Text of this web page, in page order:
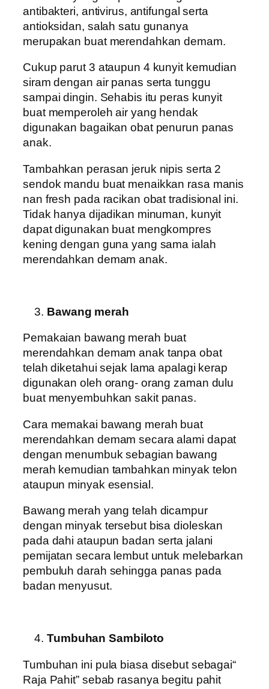
antibakteri, antivirus, antifungal serta
antioksidan, salah satu gunanya
merupakan buat merendahkan demam.
Cukup parut 3 ataupun 4 kunyit kemudian
siram dengan air panas serta tunggu
sampai dingin. Sehabis itu peras kunyit
buat memperoleh air yang hendak
digunakan bagaikan obat penurun panas
anak.
Tambahkan perasan jeruk nipis serta 2
sendok mandu buat menaikkan rasa manis
nan fresh pada racikan obat tradisional ini.
Tidak hanya dijadikan minuman, kunyit
dapat digunakan buat mengkompres
kening dengan guna yang sama ialah
merendahkan demam anak.
Bawang merah
Pemakaian bawang merah buat
merendahkan demam anak tanpa obat
telah diketahui sejak lama apalagi kerap
digunakan oleh orang- orang zaman dulu
buat menyembuhkan sakit panas.
Cara memakai bawang merah buat
merendahkan demam secara alami dapat
dengan menumbuk sebagian bawang
merah kemudian tambahkan minyak telon
ataupun minyak esensial.
Bawang merah yang telah dicampur
dengan minyak tersebut bisa dioleskan
pada dahi ataupun badan serta jalani
pemijatan secara lembut untuk melebarkan
pembuluh darah sehingga panas pada
badan menyusut.
Tumbuhan Sambiloto
Tumbuhan ini pula biasa disebut sebagai“
Raja Pahit” sebab rasanya begitu pahit